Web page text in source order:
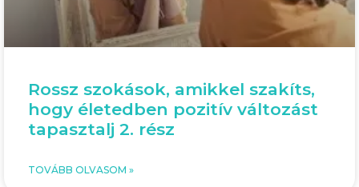
Rossz szokások, amikkel szakíts,
hogy életedben pozitív változást
tapasztalj 2. rész
TOVÁBB OLVASOM »